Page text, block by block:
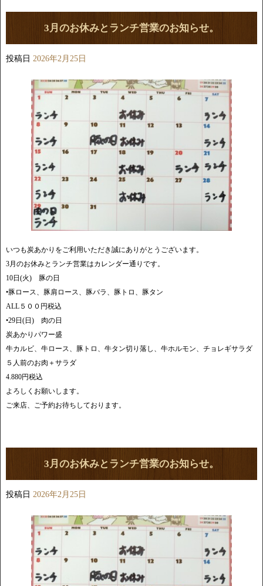
3月のお休みとランチ営業のお知らせ。
投稿日 2026年2月25日
いつも炭あかりをご利用いただき誠にありがとうございます。
3月のお休みとランチ営業はカレンダー通りです。
10日(火) 豚の日
•豚ロース、豚肩ロース、豚バラ、豚トロ、豚タン
ALL５００円税込
•29日(日) 肉の日
炭あかりパワー盛
牛カルビ、牛ロース、豚トロ、牛タン切り落し、牛ホルモン、チョレギサラダ
５人前のお肉＋サラダ
4.880円税込
よろしくお願いします。
ご来店、ご予約お待ちしております。
3月のお休みとランチ営業のお知らせ。
投稿日 2026年2月25日